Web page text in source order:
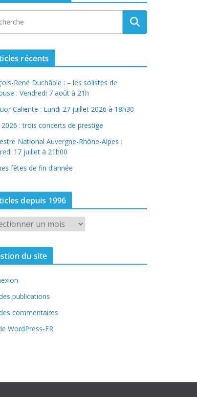
récents
René Duchâble : – les solistes de
: Vendredi 7 août à 21h
Caliente : Lundi 27 juillet 2026 à 18h30
2026 : trois concerts de prestige
National Auvergne-Rhône-Alpes :
17 juillet à 21h00
fêtes de fin d’année
depuis 1996
du site
publications
commentaires
WordPress-FR